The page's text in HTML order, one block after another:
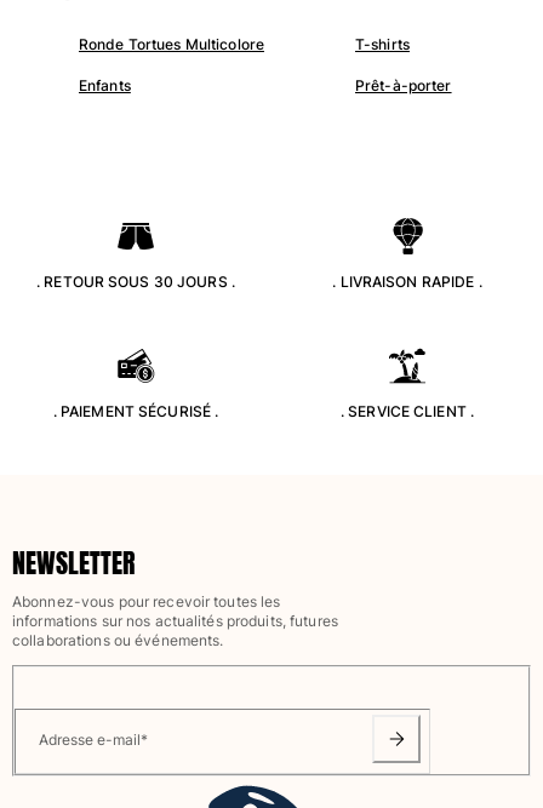
Garçon
Tous les articles
Bébé
Classique
Classique stretch
T-Shirts Anti UV
Maillots de Bain magiques
T-shirts
Chemises
Shorts
Sweats
Fille
Ronde Tortues Multicolore T-shirts
Enfants Prêt-à-porter
. RETOUR SOUS 30 JOURS . . LIVRAISON RAPIDE .
. PAIEMENT SÉCURISÉ . . SERVICE CLIENT .
NEWSLETTER
Abonnez-vous pour recevoir toutes les
informations sur nos actualités produits, futures
collaborations ou événements.
Adresse e-mail*